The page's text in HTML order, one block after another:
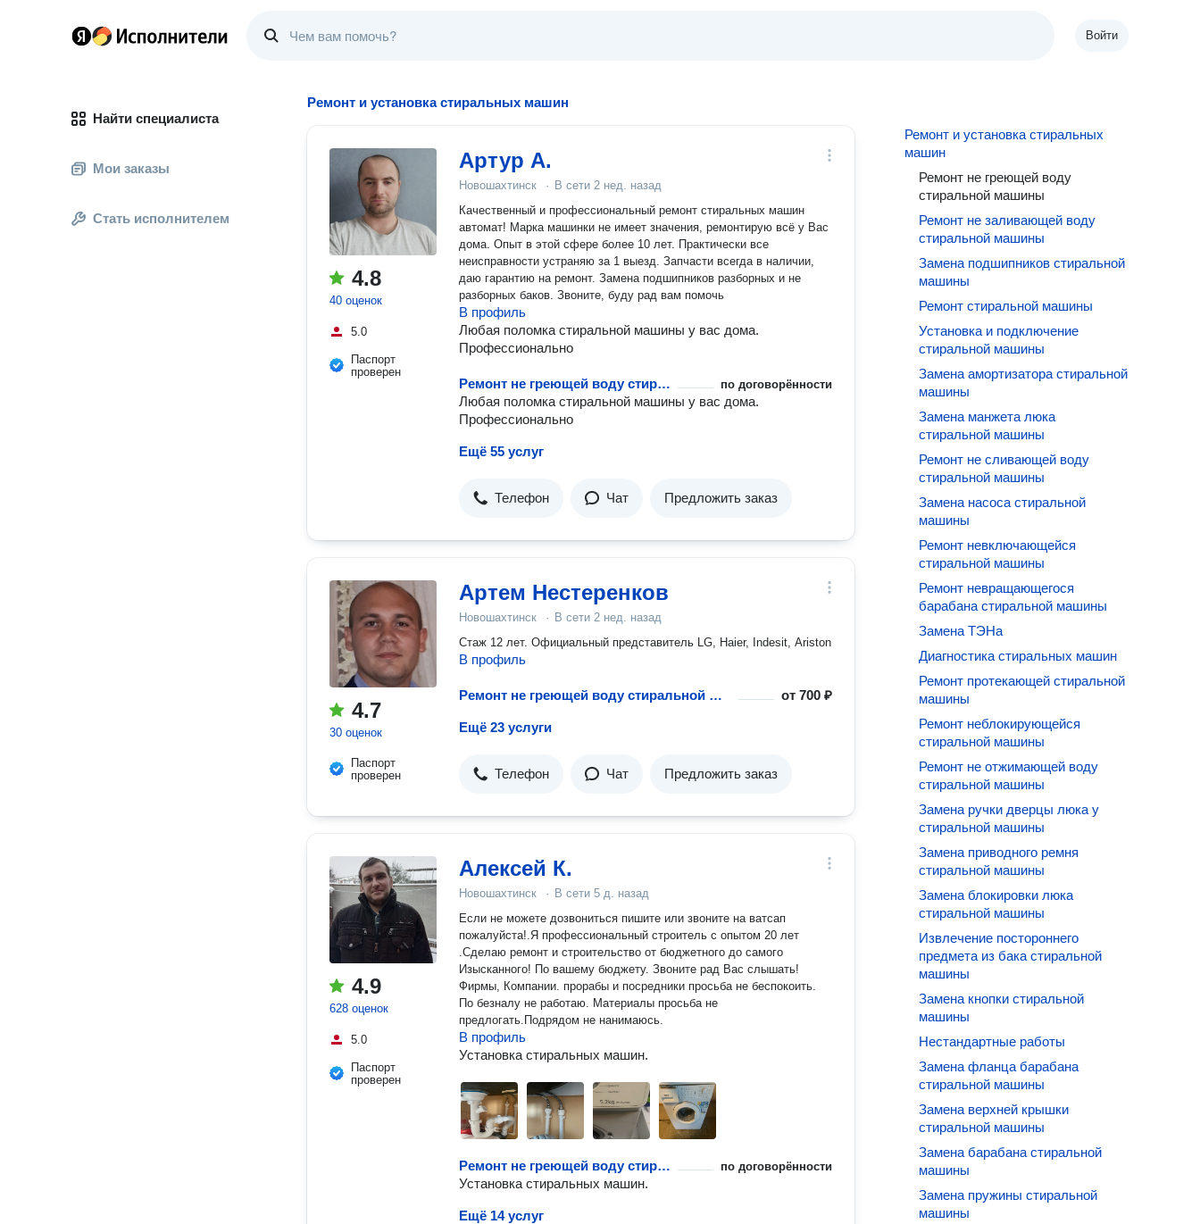
Войти
Найти специалиста
Мои заказы
Стать исполнителем
Ремонт и установка стиральных машин
4.8
40 оценок
5.0
Паспорт
проверен
Артур А.
Новошахтинск · В сети 2 нед. назад
Качественный и профессиональный ремонт стиральных машин
автомат! Марка машинки не имеет значения, ремонтирую всё у Вас
дома. Опыт в этой сфере более 10 лет. Практически все
неисправности устраняю за 1 выезд. Запчасти всегда в наличии,
даю гарантию на ремонт. Замена подшипников разборных и не
разборных баков. Звоните, буду рад вам помочь
В профиль
Любая поломка стиральной машины у вас дома.
Профессионально
Ремонт не греющей воду стиральной машины по договорённости
Любая поломка стиральной машины у вас дома.
Профессионально
Ещё 55 услуг
Телефон Чат Предложить заказ
4.7
30 оценок
Паспорт
проверен
Артем Нестеренков
Новошахтинск · В сети 2 нед. назад
Стаж 12 лет. Официальный представитель LG, Haier, Indesit, Ariston
В профиль
Ремонт не греющей воду стиральной машины от700 ₽
Ещё 23 услуги
Телефон Чат Предложить заказ
4.9
628 оценок
5.0
Паспорт
проверен
Алексей К.
Новошахтинск · В сети 5 д. назад
Если не можете дозвониться пишите или звоните на ватсап
пожалуйста!.Я профессиональный строитель с опытом 20 лет
.Сделаю ремонт и строительство от бюджетного до самого
Изысканного! По вашему бюджету. Звоните рад Вас слышать!
Фирмы, Компании. прорабы и посредники просьба не беспокоить.
По безналу не работаю. Материалы просьба не
предлогать.Подрядом не нанимаюсь.
В профиль
Установка стиральных машин.
Ремонт не греющей воду стиральной машины по договорённости
Установка стиральных машин.
Ещё 14 услуг
Ремонт и установка стиральных
машин
Ремонт не греющей воду
стиральной машины
Ремонт не заливающей воду
стиральной машины
Замена подшипников стиральной
машины
Ремонт стиральной машины
Установка и подключение
стиральной машины
Замена амортизатора стиральной
машины
Замена манжета люка
стиральной машины
Ремонт не сливающей воду
стиральной машины
Замена насоса стиральной
машины
Ремонт невключающейся
стиральной машины
Ремонт невращающегося
барабана стиральной машины
Замена ТЭНа
Диагностика стиральных машин
Ремонт протекающей стиральной
машины
Ремонт неблокирующейся
стиральной машины
Ремонт не отжимающей воду
стиральной машины
Замена ручки дверцы люка у
стиральной машины
Замена приводного ремня
стиральной машины
Замена блокировки люка
стиральной машины
Извлечение постороннего
предмета из бака стиральной
машины
Замена кнопки стиральной
машины
Нестандартные работы
Замена фланца барабана
стиральной машины
Замена верхней крышки
стиральной машины
Замена барабана стиральной
машины
Замена пружины стиральной
машины